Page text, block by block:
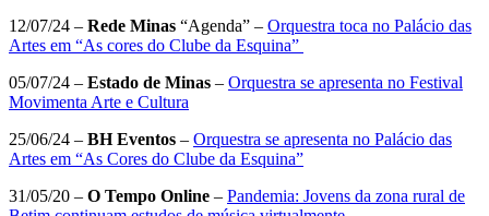
12/07/24 – Rede Minas “Agenda” – Orquestra toca no Palácio das
Artes em “As cores do Clube da Esquina”
05/07/24 – Estado de Minas – Orquestra se apresenta no Festival
Movimenta Arte e Cultura
25/06/24 – BH Eventos – Orquestra se apresenta no Palácio das
Artes em “As Cores do Clube da Esquina”
31/05/20 – O Tempo Online – Pandemia: Jovens da zona rural de